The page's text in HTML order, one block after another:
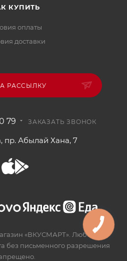
КУПИТЬ
оплаты
доставки
РАССЫЛКУ
79 ЗАКАЗАТЬ ЗВОНОК
пр. Абылай Хана, 7
«ВКУСМАРТ». Любое
без письменного разрешения